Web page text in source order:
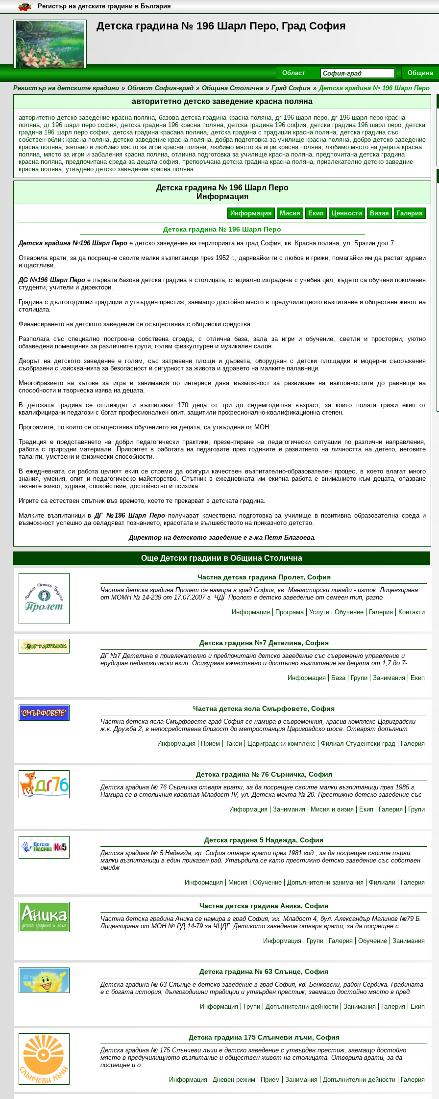
Детска градина № 196 Шарл Перо, Град София
Регистър на детските градини в България
Област Община
Регистър на детските градини » Област София-град » Община Столична » Град София » Детска градина № 196 Шарл Перо
авторитетно детско заведение красна поляна
авторитетно детско заведение красна поляна, базова детска градина красна поляна, дг 196 шарл перо, дг 196 шарл перо красна
поляна, дг 196 шарл перо софия, детска градина 196 красна поляна, детска градина 196 софия, детска градина 196 шарл перо, детска
градина 196 шарл перо софия, детска градина красана поляна, детска градина с традиции красна поляна, детска градина със
собствен облик красна поляна, детско заведение красна поляна, добра подготовка за училище красна поляна, добро детско заведение
красна поляна, желано и любимо място за игри красна поляна, любимо място за игри красна поляна, любимо място на децата красна
поляна, място за игри и забаления красна поляна, отлична подготовка за училище красна поляна, предпочитана детска градина
красна поляна, предпочитана среда за децата софия, препоръчана детска градина красна поляна, привлекателно детско заведние
красна поляна, утвъдено детско заведение красна поляна
Детска градина № 196 Шарл Перо
Информация
Информация Мисия Екип Ценности Визия Галерия
Детска градина № 196 Шарл Перо
Детска градина №196 Шарл Перое детско заведение на територията на град София, кв. Красна поляна, ул. Братин дол 7.
Отварила врати, за да посрещне своите малки възпитаници през 1952 г., дарявайки ги с любов и грижи, помагайки им да растат здрави
и щастливи.
ДG №196 Шарл Перое първата базова детска градина в столицата, специално изградена с учебна цел, където са обучени поколения
студенти, учители и директори.
Градина с дългогодишни традиции и утвърден престиж, заемащо достойно място в предучилищното възпитание и обществен живот на
столицата.
Финансирането на детското заведение се осъществява с общински средства.
Разполага със специално построена собствена сграда, с отлична база, зала за игри и обучение, светли и просторни, уютно
обзаведени помещения за различните групи, голям физкултурен и музикален салон.
Дворът на детското заведение е голям, със затревени площи и дървета, оборудван с детски площадки и модерни съоръжения
съобразени с изискванията за безопасност и сигурност за живота и здравето на малките палавници.
Многобразието на кътове за игра и занимания по интереси дава възможност за развиване на наклонностите до равнище на
способности и творческа изява на децата.
В детската градина се отглеждат и възпитават 170 деца от три до седемгодишна възраст, за които полага грижи екип от
квалифицирани педагози с богат професионалкен опит, защитили професионално-квалификационна степен.
Програмите, по които се осъществява обучението на децата, са утвърдени от МОН.
Традиция е представянето на добри педагогически практики, презентиране на педагогически ситуации по различни направления,
работа с природни материали. Приоритет в работата на педагозите през годините е развитието на личността на детето, неговите
таланти, умствени и физически способности.
В ежедневната си работа целият екип се стреми да осигури качествен възпитателно-образователен процес, в което влагат много
знания, умения, опит и педагогическо майсторство. Спътник в ежедневната им екипна работа е вниманието към децата, опазване
техните живот, здраве, спокойствие, достойнство и психика.
Игрите са естествен спътник във времето, което те прекарват в детската градина.
Малките възпитаници вДГ №196 Шарл Перополучават качествена подготовка за училище в позитивна образователна среда и
възможност успешно да овладяват познанието, красотата и вълшебството на приказното детство.
Директор на детското заведение е г-жа Петя Благоева.
Още Детски градини в Община Столична
Частна детска градина Пролет, София
Частна детска градина Пролет се намира в град София, кв. Манастирски ливади - изток. Лицензирана
от МОМН № 14-239 от 17.07.2007 г. ЧДГ Пролет е детско заведение от семеен тип, разпо
Информация
Програма Услуги Обучение Галерия Контакти
Детска градина №7 Детелина, София
ДГ №7 Детелина е привлекателно и предпочитано детско заведение със съвременно управление и
ерудиран педагогически екип. Осигурява качествено и достъпно възпитание на децата от 1,7 до 7-
Информация
База Групи Занимания Екип
Частна детска ясла Смърфовете, София
Частна детска ясла Смърфовете град София се намира в съвременния, красив комплекс Цариградски -
ж.к. Дружба 2, в непосредствена близост до метростанция Цариградско шосе. Отварят допълнит
Информация
Прием Такси Цариградски комплекс Филиал Студентски град Галерия
Детска градина № 76 Сърничка, София
Детска градина № 76 Сърничка отваря врати, за да посрещне своите малки възпитаници през 1985 г.
Намира се в столичния квартал Младост IV, ул. Детска мечта № 20. Престижно детско заведение със
Информация
Занимания Мисия и визия Екип Галерия Групи
Детска градина 5 Надежда, София
Детска градина № 5 Надежда, гр. София отваря врати през 1981 год., за да посрещне своите първи
малки възпитаници в един приказен рай. Утвърдила се като престижно детско заведение със собствен
имидж
Информация
Мисия Обучение Допълнителни занимания Филиали Галерия
Частна детска градина Аника, София
Частна детска градина Аника се намира в град София, жк. Младост 4, бул. Александър Малинов №79 Б.
Лицензирана от МОН № РД 14-79 за ЧЦДГ. Детското заведение отваря врати, за да посрещне с
Информация
Групи Галерия Обучение Занимания
Детска градина № 63 Слънце, София
Детска градина № 63 Слънце е детско заведение в град София, кв. Бенковски, район Сердика. Градината
е с богата история, дългогодишни традиции и утвърден престиж, заемащо достойно място в пред
Информация
Групи Допълнителни дейности Занимания Галерия Екип
Детска градина 175 Слънчеви лъчи, София
Детска градина № 175 Слънчеви лъчи e детско заведение с утвърден престиж, заемащо достойно
място в предучилищното възпитание и обществен живот на столицата. Отворила врати, за да
посрещне и о
Информация
Дневен режим Прием Занимания Допълнителни дейности Галерия